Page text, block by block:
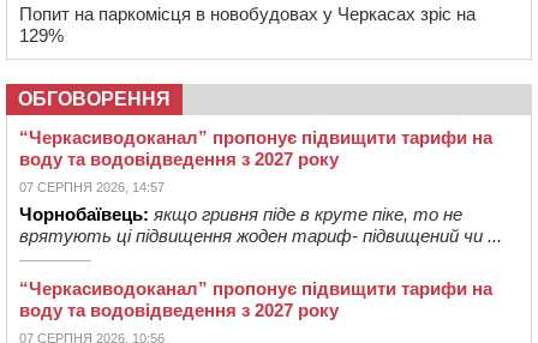
Попит на паркомісця в новобудовах у Черкасах зріс на
129%
ОБГОВОРЕННЯ
“Черкасиводоканал” пропонує підвищити тарифи на
воду та водовідведення з 2027 року
07 СЕРПНЯ 2026, 14:57
Чорнобаївець: якщо гривня піде в круте піке, то не
врятують ці підвищення жоден тариф- підвищений чи ...
“Черкасиводоканал” пропонує підвищити тарифи на
воду та водовідведення з 2027 року
07 СЕРПНЯ 2026, 10:56